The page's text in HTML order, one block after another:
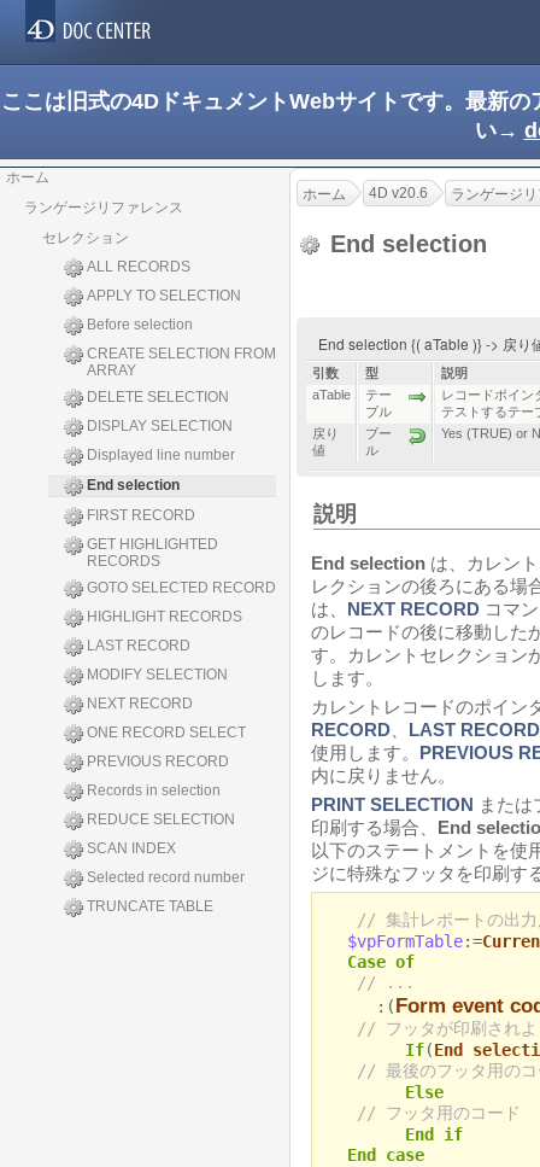
ここは旧式の4DドキュメントWebサイトです。最新
い→
ホーム
ランゲージリファレンス
セレクション
ALL RECORDS
APPLY TO SELECTION
Before selection
CREATE SELECTION FROM
ARRAY
DELETE SELECTION
DISPLAY SELECTION
Displayed line number
End selection
FIRST RECORD
GET HIGHLIGHTED
RECORDS
GOTO SELECTED RECORD
HIGHLIGHT RECORDS
LAST RECORD
MODIFY SELECTION
NEXT RECORD
ONE RECORD SELECT
PREVIOUS RECORD
Records in selection
REDUCE SELECTION
SCAN INDEX
Selected record number
TRUNCATE TABLE
ホーム 4D v20.6 ランゲージ
End selection
End selection {( aTable )} -> 戻り
引数 型
説明
aTable
テー
ブル
レコードポイン
テストするテー
戻り
値
ブー
ル
Yes (TRUE) or
説明
End selection は、カレン
レクションの後ろにある場
は、
NEXT RECORD コマ
のレコードの後に移動した
す。カレントセレクション
します。
カレントレコードのポイン
RECORD、
LAST RECORD
使用します。
PREVIOUS
内に戻りません。
PRINT SELECTION また
印刷する場合、
End
以下のステートメントを使
ジに特殊なフッタを印刷す
// 集計レポートの出力
$vpFormTable:=
Case of
// ...
:(Form event
// フッタが印刷されよ
If(End
// 最後のフッタ用のコ
Else
// フッタ用のコード
End if
End case